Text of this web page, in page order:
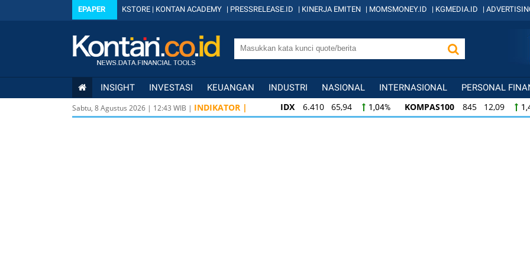
EPAPER KSTORE | KONTAN ACADEMY | PRESSRELEASE.ID | KINERJA EMITEN | MOMSMONEY.ID | KGMEDIA.ID |
INSIGHT INVESTASI KEUANGAN INDUSTRI NASIONAL INTERNASIONAL PERSONAL
Sabtu, 8 Agustus 2026 | 12:43 WIB | INDIKATOR | IDX 6.410 65,94 1,04% KOMPAS100 845 12,09
KOMPAS100
845 12,09 1,45% LQ45 640 9,44